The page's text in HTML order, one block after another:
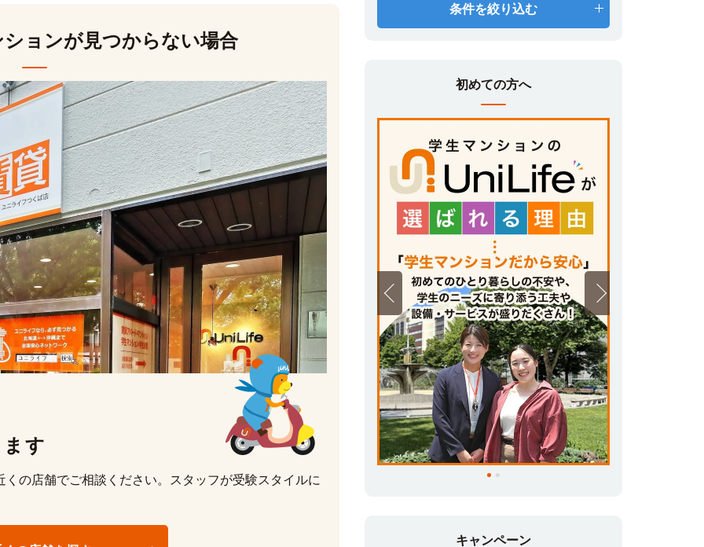
ョンが見つからない場合
す
の店舗でご相談ください。スタッフが受験スタイルに
条件を絞り込む
初めての方へ
キャンペーン